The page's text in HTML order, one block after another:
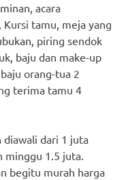
acara
tamu, meja yang
piring sendok
baju dan make-up
orang-tua 2
terima tamu 4
diawali dari 1 juta
minggu 1.5 juta.
begitu murah harga